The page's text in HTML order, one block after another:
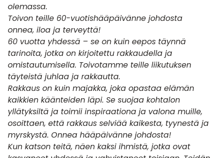
olemassa.
Toivon teille 60-vuotishääpäivänne johdosta
onnea, iloa ja terveyttä!
60 vuotta yhdessä – se on kuin eepos täynnä
tarinoita, jotka on kirjoitettu rakkaudella ja
omistautumisella. Toivotamme teille liikutuksen
täyteistä juhlaa ja rakkautta.
Rakkaus on kuin majakka, joka opastaa elämän
kaikkien käänteiden läpi. Se suojaa kohtalon
yllätyksiltä ja toimii inspiraationa ja valona muille,
osoittaen, että rakkaus selviää kaikesta, tyynestä ja
myrskystä. Onnea hääpäivänne johdosta!
Kun katson teitä, näen kaksi ihmistä, jotka ovat